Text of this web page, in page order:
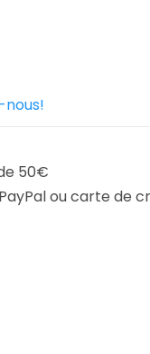
50€
ou carte de